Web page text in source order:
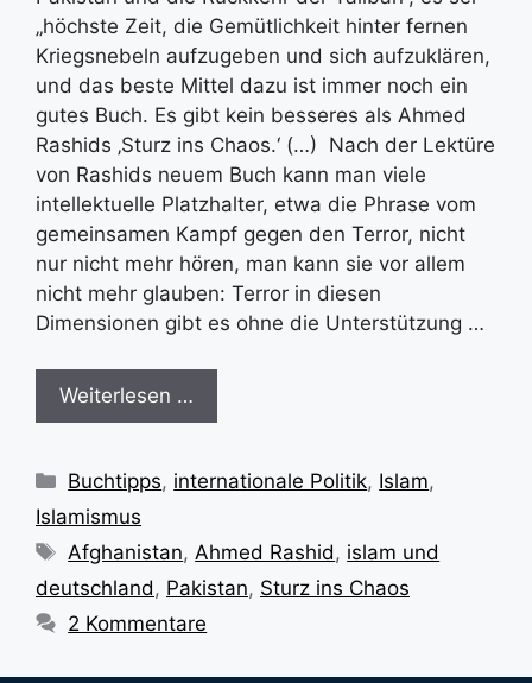
„höchste Zeit, die Gemütlichkeit hinter fernen
Kriegsnebeln aufzugeben und sich aufzuklären,
und das beste Mittel dazu ist immer noch ein
gutes Buch. Es gibt kein besseres als Ahmed
Rashids ‚Sturz ins Chaos.‘ (…) Nach der Lektüre
von Rashids neuem Buch kann man viele
intellektuelle Platzhalter, etwa die Phrase vom
gemeinsamen Kampf gegen den Terror, nicht
nur nicht mehr hören, man kann sie vor allem
nicht mehr glauben: Terror in diesen
Dimensionen gibt es ohne die Unterstützung …
Weiterlesen …
Kategorien
Buchtipps, internationale Politik, Islam,
Islamismus
Schlagwörter
Afghanistan, Ahmed Rashid , islam und
deutschland , Pakistan, Sturz ins Chaos
2 Kommentare